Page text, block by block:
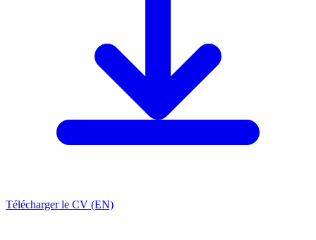
Télécharger le CV (EN)